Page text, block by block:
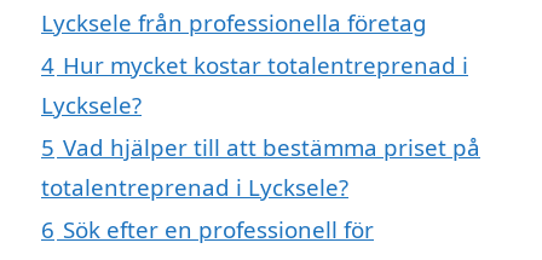
Lycksele från professionella företag
4 Hur mycket kostar totalentreprenad i
Lycksele?
5 Vad hjälper till att bestämma priset på
totalentreprenad i Lycksele?
6 Sök efter en professionell för